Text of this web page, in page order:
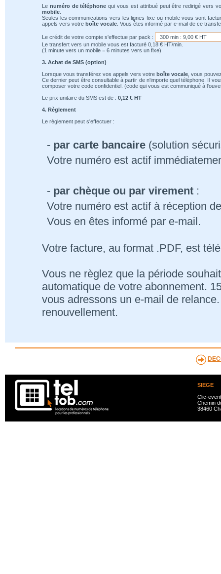
Le numéro de téléphone qui vous est attribué peut être redirigé vers
mobile
Seules les communications vers les lignes fixe ou mobile vous sont
appels vers votre boîte vocale . Vous êtes informé par e-mail de ce
Le crédit de votre compte s'effectue par pack :
Le transfert vers un mobile vous est facturé 0,18 € HT/min.
(1 minute vers un mobile = 6 minutes vers un fixe)
3. Achat de SMS (option)
Lorsque vous transférez vos appels vers votre boîte vocale , vous
Ce dernier peut être consultable à partir de n'importe quel téléphone. Il
composer votre code confidentiel. (code qui vous est communiqué à
Le prix unitaire du SMS est de : 0,12 € HT
4. Règlement
Le règlement peut s'effectuer :
- par carte bancaire (solution
Votre numéro est actif
- par chèque ou par virement :
Votre numéro est actif à réception
Vous en êtes informé par e-mail.
Votre facture, au format .PDF, est
Vous ne règlez que la période
automatique de votre abonnement.
vous adressons un e-mail de
renouvellement.
SIEGE
Clic-
Chemin
38460